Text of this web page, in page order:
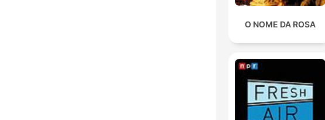
O NOME DA ROSA